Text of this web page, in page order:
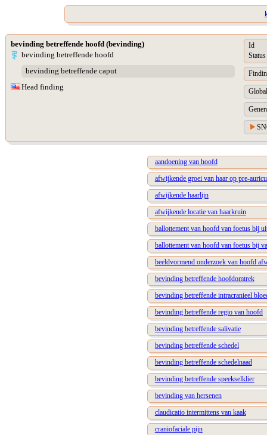
bevinding betreffende hoofd (bevinding)
bevinding betreffende hoofd
bevinding betreffende caput
Head finding
Id
Status
aandoening van hoofd
afwijkende groei van haar op pre-
afwijkende haarlijn
afwijkende locatie van haarkruin
ballottement van hoofd van foetus bij
ballottement van hoofd van foetus bij
beeldvormend onderzoek van hoofd
bevinding betreffende hoofdomtrek
bevinding betreffende intracranieel
bevinding betreffende regio van hoofd
bevinding betreffende salivatie
bevinding betreffende schedel
bevinding betreffende schedelnaad
bevinding betreffende speekselklier
bevinding van hersenen
claudicatio intermittens van kaak
craniofaciale pijn